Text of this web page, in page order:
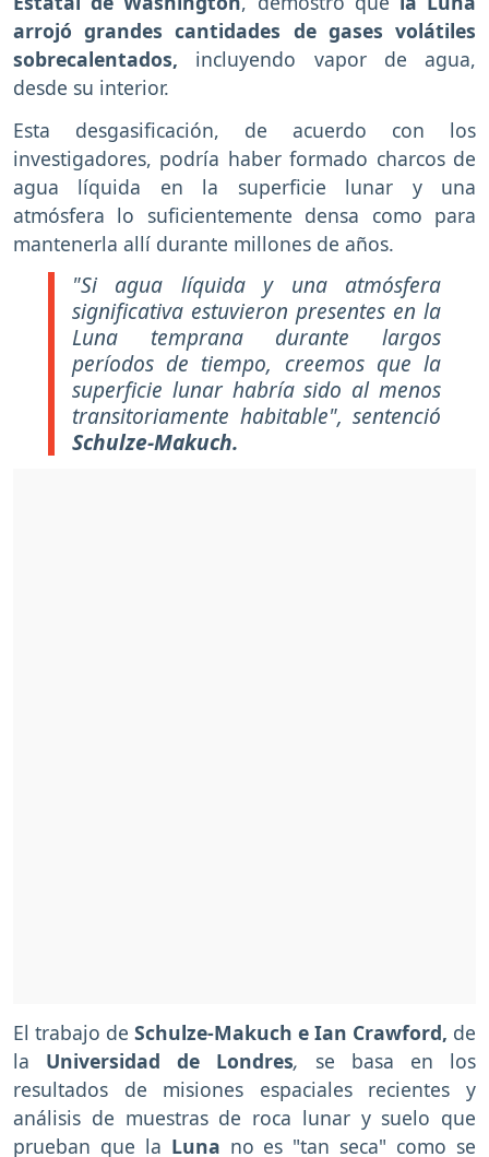
arrojó grandes cantidades de gases volátiles
sobrecalentados, incluyendo vapor de agua,
desde su interior.
Esta desgasificación, de acuerdo con los
investigadores, podría haber formado charcos de
agua líquida en la superficie lunar y una
atmósfera lo suficientemente densa como para
mantenerla allí durante millones de años.
"Si agua líquida y una atmósfera
significativa estuvieron presentes en la
Luna temprana durante largos
períodos de tiempo, creemos que la
superficie lunar habría sido al menos
transitoriamente habitable", sentenció
Schulze-Makuch.
El trabajo de Schulze-Makuch e Ian Crawford, de
la Universidad de Londres, se basa en los
resultados de misiones espaciales recientes y
análisis de muestras de roca lunar y suelo que
prueban que la Luna no es "tan seca" como se